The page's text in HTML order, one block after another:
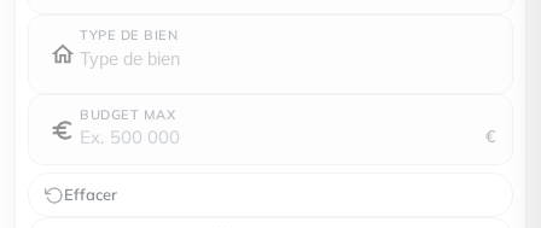
TYPE DE BIEN
BUDGET MAX
€
Effacer